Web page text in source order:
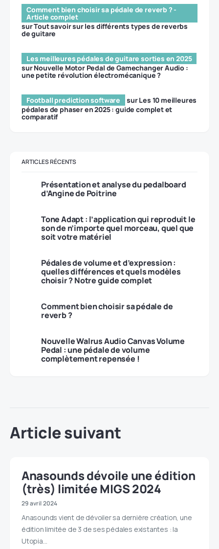
Comment bien choisir sa pédale de reverb ? -
Article complet
surTout savoir sur les différents types de reverbs
de guitare
Les meilleures pédales de guitare sorties en 2025
surNouvelle Motor Pedal de Gamechanger Audio :
une petite révolution électromécanique ?
Football prediction software surLes 10 meilleures
pédales de phaser en 2025 : guide complet et
comparatif
ARTICLES RÉCENTS
Présentation et analyse du pedalboard
d’Angine de Poitrine
Tone Adapt : l’application qui reproduit le
son de n’importe quel morceau, quel que
soit votre matériel
Pédales de volume et d’expression :
quelles différences et quels modèles
choisir ? Notre guide complet
Comment bien choisir sa pédale de
reverb ?
Nouvelle Walrus Audio Canvas Volume
Pedal : une pédale de volume
complètement repensée !
Article suivant
Anasounds dévoile une édition
(très) limitée MIGS 2024
29 avril 2024
Anasounds vient de dévoiler sa dernière création, une
édition limitée de 3 de ses pédales existantes : la
Utopia…